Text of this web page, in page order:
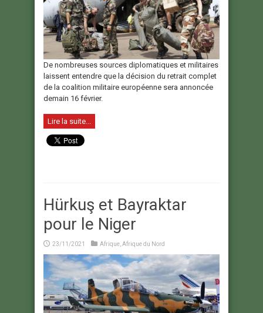
De nombreuses sources diplomatiques et militaires
laissent entendre que la décision du retrait complet
de la coalition militaire européenne sera annoncée
demain 16 février.
Lire la suite...
Hürkuş et Bayraktar
pour le Niger
23/11/2021 Afrique Afrique du Nord